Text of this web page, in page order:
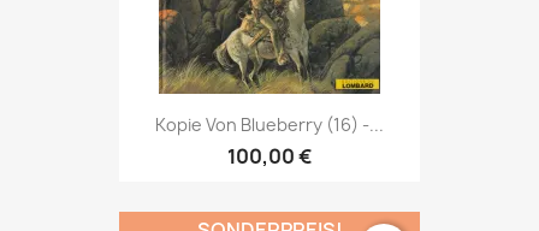
Kopie Von Blueberry (16) -...
100,00 €